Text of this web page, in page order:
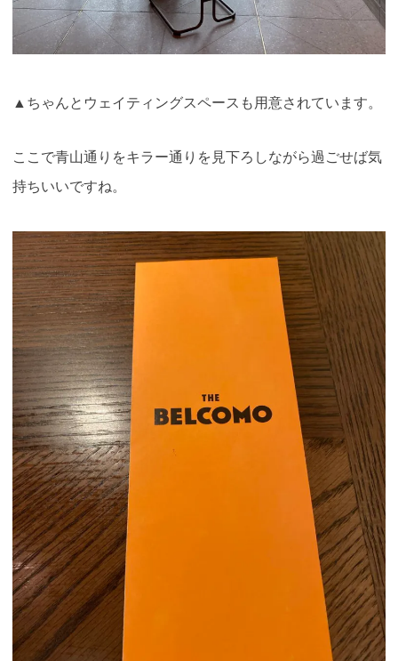
▲ちゃんとウェイティングスペースも用意されています。
ここで青山通りをキラー通りを見下ろしながら過ごせば気
持ちいいですね。